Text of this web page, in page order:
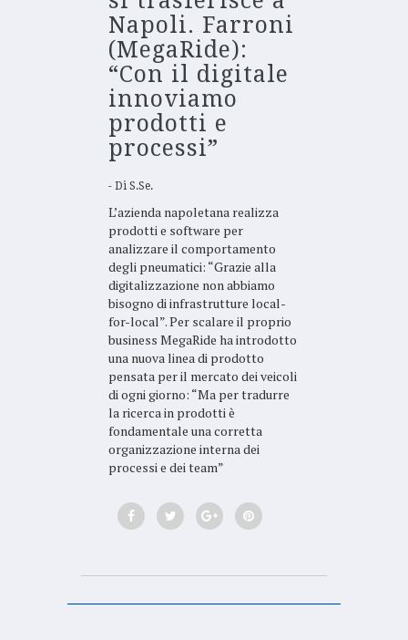
Napoli. Farroni
(MegaRide):
“Con il digitale
innoviamo
prodotti e
processi”
Di S.Se.
L’azienda napoletana realizza
prodotti e software per
analizzare il comportamento
degli pneumatici: “Grazie alla
digitalizzazione non abbiamo
bisogno di infrastrutture local-
for-local”. Per scalare il proprio
business MegaRide ha introdotto
una nuova linea di prodotto
pensata per il mercato dei veicoli
di ogni giorno: “Ma per tradurre
la ricerca in prodotti è
fondamentale una corretta
organizzazione interna dei
processi e dei team”